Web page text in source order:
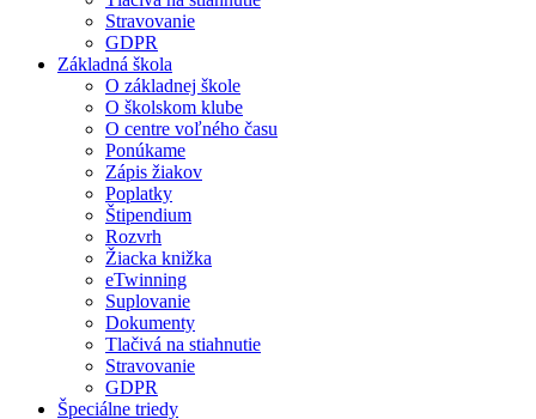
Stravovanie
GDPR
Základná škola
O základnej škole
O školskom klube
O centre voľného času
Ponúkame
Zápis žiakov
Poplatky
Štipendium
Rozvrh
Žiacka knižka
eTwinning
Suplovanie
Dokumenty
Tlačivá na stiahnutie
Stravovanie
GDPR
Špeciálne triedy